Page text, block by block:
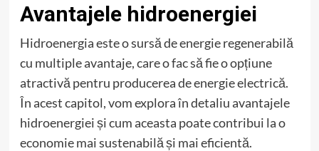
Avantajele hidroenergiei
Hidroenergia este o sursă de energie regenerabilă
cu multiple avantaje, care o fac să fie o opțiune
atractivă pentru producerea de energie electrică.
În acest capitol, vom explora în detaliu avantajele
hidroenergiei și cum aceasta poate contribui la o
economie mai sustenabilă și mai eficientă.